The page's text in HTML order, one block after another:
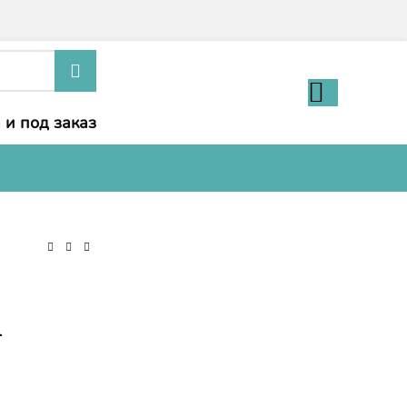
под заказ